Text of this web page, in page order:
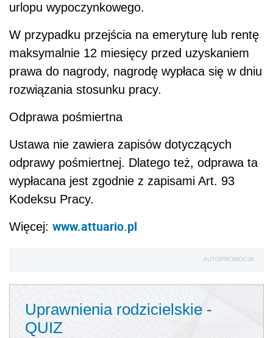
urlopu wypoczynkowego.
W przypadku przejścia na emeryturę lub rentę
maksymalnie 12 miesięcy przed uzyskaniem
prawa do nagrody, nagrodę wypłaca się w dniu
rozwiązania stosunku pracy.
Odprawa pośmiertna
Ustawa nie zawiera zapisów dotyczących
odprawy pośmiertnej. Dlatego też, odprawa ta
wypłacana jest zgodnie z zapisami Art. 93
Kodeksu Pracy.
Więcej: www.attuario.pl
AUTOPROMOCJA
Uprawnienia rodzicielskie -
QUIZ